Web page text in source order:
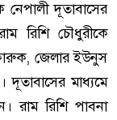
দূতাবাসের
রিশি চৌধুরীকে
জেলার ইউনুস
দূতাবাসের মাধ্যমে
রাম রিশি পাবনা